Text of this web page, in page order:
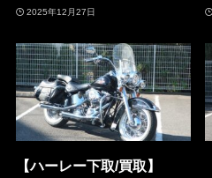
2025年12月27日
【ハーレー下取/買取】